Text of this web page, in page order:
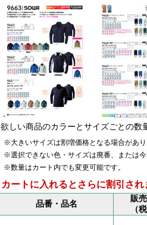
欲しい商品のカラーとサイズごとの数
※大きいサイズは割増価格となる場合があ
※選択できない色・サイズは廃番、または
※数量はカート内でも変更可能です。
カートに入れるとさらに割引され
品番・品名
販
（